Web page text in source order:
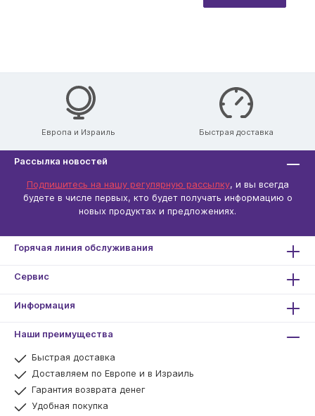
Европа и Израиль Быстрая доставка
Рассылка новостей
Подпишитесь на нашу регулярную рассылку, и вы всегда
будете в числе первых, кто будет получать информацию о
новых продуктах и ​​предложениях.
Горячая линия обслуживания
Сервис
Информация
Наши преимущества
Быстрая доставка
Доставляем по Европе и в Израиль
Гарантия возврата денег
Удобная покупка